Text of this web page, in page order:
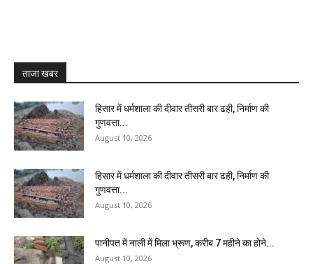
ताजा खबर
हिसार में धर्मशाला की दीवार तीसरी बार ढही, निर्माण की
गुणवत्ता...
August 10, 2026
हिसार में धर्मशाला की दीवार तीसरी बार ढही, निर्माण की
गुणवत्ता...
August 10, 2026
पानीपत में नाली में मिला भ्रूण, करीब 7 महीने का होने...
August 10, 2026